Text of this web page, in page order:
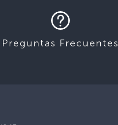
Preguntas Frecuentes